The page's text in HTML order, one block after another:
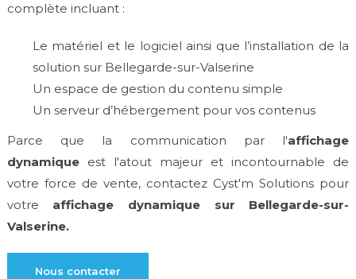
complète incluant :
Le matériel et le logiciel ainsi que l’installation de la
solution sur Bellegarde-sur-Valserine
Un espace de gestion du contenu simple
Un serveur d’hébergement pour vos contenus
Parce que la communication par l'affichage
dynamiqueest l'atout majeur et incontournable de
votre force de vente, contactez Cyst'm Solutions pour
votre affichage dynamique sur Bellegarde-sur-
Valserine.
Nous contacter